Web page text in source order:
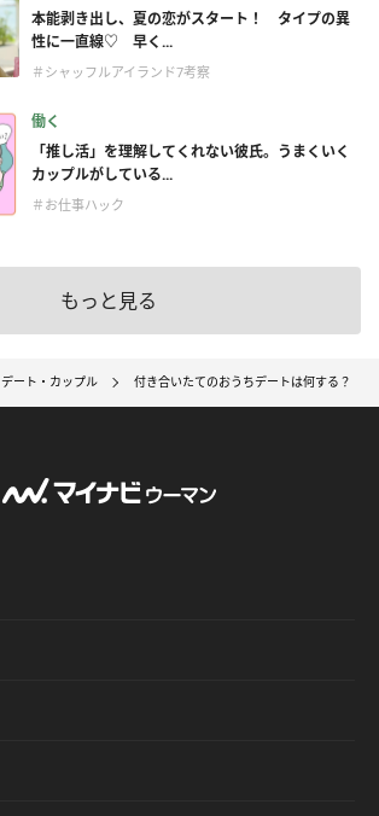
本能剥き出し、夏の恋がスタート！ タイプの異
性に一直線♡ 早く...
＃シャッフルアイランド7考察
働く
「推し活」を理解してくれない彼氏。うまくいく
カップルがしている...
＃お仕事ハック
もっと見る
デート・カップル 付き合いたてのおうちデートは何する？ 楽